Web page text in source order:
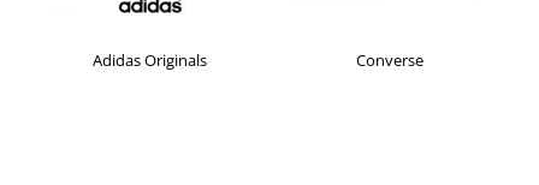
Adidas Originals Converse